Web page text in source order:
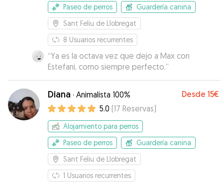
Paseo de perros
Guardería canina
Sant Feliu de Llobregat
8 Usuarios recurrentes
“Ya es la octava vez que dejo a Max con
Estefani, como siempre perfecto.”
Diana · Animalista 100% Desde 15€
5.0 (17 Reservas)
Alojamiento para perros
Paseo de perros
Guardería canina
Sant Feliu de Llobregat
1 Usuarios recurrentes